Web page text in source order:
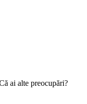
ai alte preocupări?